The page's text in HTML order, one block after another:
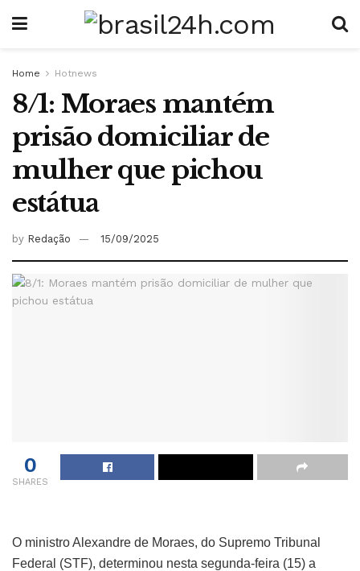
Home Hotnews
8/1: Moraes mantém
prisão domiciliar de
mulher que pichou
estátua
by Redação 15/09/2025
0
SHARES
O ministro Alexandre de Moraes, do Supremo Tribunal
Federal (STF), determinou nesta segunda-feira (15) a